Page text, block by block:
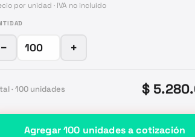
por unidad · IVA no incluido
− +
· 100 unidades $
Agregar100 unidadesa cotización